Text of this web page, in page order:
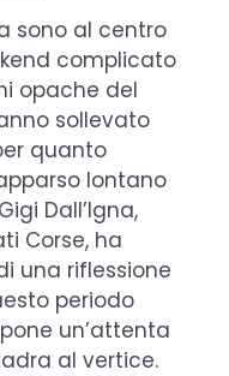
sono al centro
complicato
opache del
sollevato
quanto
lontano
Dall’Igna,
Corse, ha
una riflessione
periodo
un’attenta
al vertice.